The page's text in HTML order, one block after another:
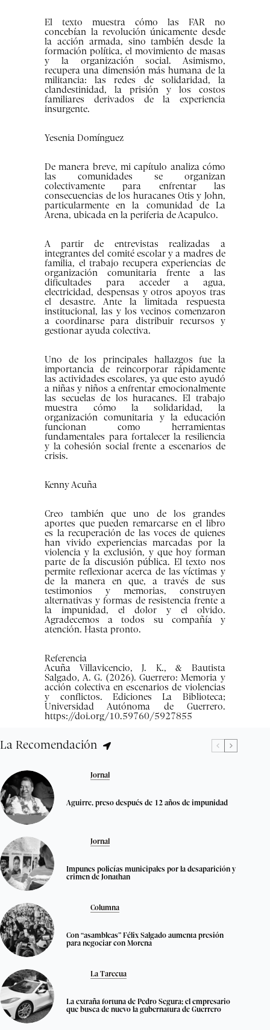
El texto muestra cómo las FAR no
concebían la revolución únicamente desde
la acción armada, sino también desde la
formación política, el movimiento de masas
y la organización social. Asimismo,
recupera una dimensión más humana de la
militancia: las redes de solidaridad, la
clandestinidad, la prisión y los costos
familiares derivados de la experiencia
insurgente.
Yesenia Domínguez
De manera breve, mi capítulo analiza cómo
las comunidades se organizan
colectivamente para enfrentar las
consecuencias de los huracanes Otis y John,
particularmente en la comunidad de La
Arena, ubicada en la periferia de Acapulco.
A partir de entrevistas realizadas a
integrantes del comité escolar y a madres de
familia, el trabajo recupera experiencias de
organización comunitaria frente a las
dificultades para acceder a agua,
electricidad, despensas y otros apoyos tras
el desastre. Ante la limitada respuesta
institucional, las y los vecinos comenzaron
a coordinarse para distribuir recursos y
gestionar ayuda colectiva.
Uno de los principales hallazgos fue la
importancia de reincorporar rápidamente
las actividades escolares, ya que esto ayudó
a niñas y niños a enfrentar emocionalmente
las secuelas de los huracanes. El trabajo
muestra cómo la solidaridad, la
organización comunitaria y la educación
funcionan como herramientas
fundamentales para fortalecer la resiliencia
y la cohesión social frente a escenarios de
crisis.
Kenny Acuña
Creo también que uno de los grandes
aportes que pueden remarcarse en el libro
es la recuperación de las voces de quienes
han vivido experiencias marcadas por la
violencia y la exclusión, y que hoy forman
parte de la discusión pública. El texto nos
permite reflexionar acerca de las víctimas y
de la manera en que, a través de sus
testimonios y memorias, construyen
alternativas y formas de resistencia frente a
la impunidad, el dolor y el olvido.
Agradecemos a todos su compañía y
atención. Hasta pronto.
Referencia
Acuña Villavicencio, J. K., & Bautista
Salgado, A. G. (2026). Guerrero: Memoria y
acción colectiva en escenarios de violencias
y conflictos. Ediciones La Biblioteca;
Universidad Autónoma de Guerrero.
https://doi.org/10.59760/5927855
La Recomendación
Jornal
Aguirre, preso después de 12 años de impunidad
Jornal
Impunes policías municipales por la desaparición y
crimen de Jonathan
Columna
Con “asambleas” Félix Salgado aumenta presión
para negociar con Morena
La Tarecua
La extraña fortuna de Pedro Segura; el empresario
que busca de nuevo la gubernatura de Guerrero